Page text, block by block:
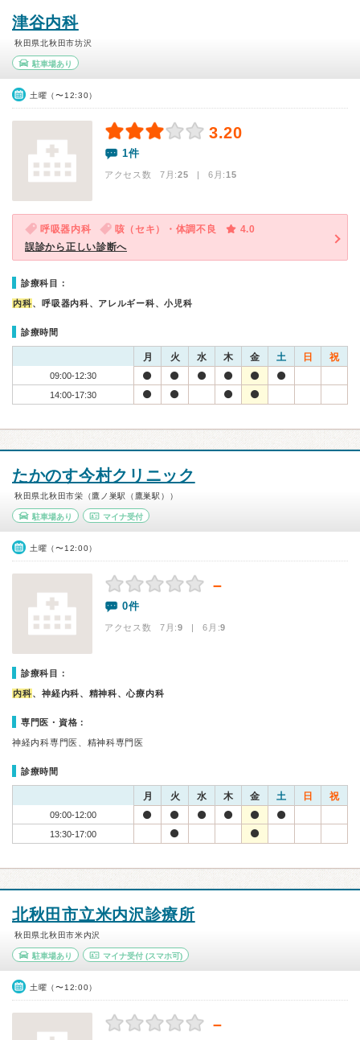
津谷内科
秋田県北秋田市坊沢
駐車場あり
土曜（〜12:30）
3.20
1件
アクセス数 7月:25 | 6月:15
呼吸器内科 咳（セキ）・体調不良
4.0
誤診から正しい診断へ
診療科目：
内科、呼吸器内科、アレルギー科、小児科
診療時間
月 火 水 木 金 土 日 祝
09:00-12:30
14:00-17:30
たかのす今村クリニック
秋田県北秋田市栄（鷹ノ巣駅（鷹巣駅））
駐車場あり マイナ受付
土曜（〜12:00）
－
0件
アクセス数 7月:9 | 6月:9
診療科目：
内科、神経内科、精神科、心療内科
専門医・資格：
神経内科専門医、精神科専門医
診療時間
月 火 水 木 金 土 日 祝
09:00-12:00
13:30-17:00
北秋田市立米内沢診療所
秋田県北秋田市米内沢
駐車場あり マイナ受付(スマホ可)
土曜（〜12:00）
－